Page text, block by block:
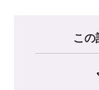
こ